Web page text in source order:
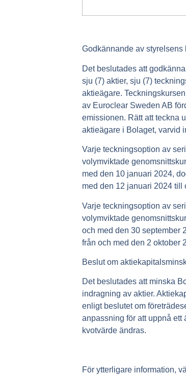
Godkännande av
Det beslutades att
sju (7) aktier, sju (7)
aktieägare.
av Euroclear Sweden AB
emissionen. Rätt att teckna
aktieägare i Bolaget, varvid
Varje teckningsoption av
volymviktade
med den 10 januari 2024,
med den 12 januari 2024 till
Varje teckningsoption av
volymviktade
och med den 30 september
från och med den 2 oktober
Beslut om
Det beslutades att minska
indragning av aktier.
enligt beslutet om
anpassning för att uppnå
kvotvärde ändras.
För ytterligare information,